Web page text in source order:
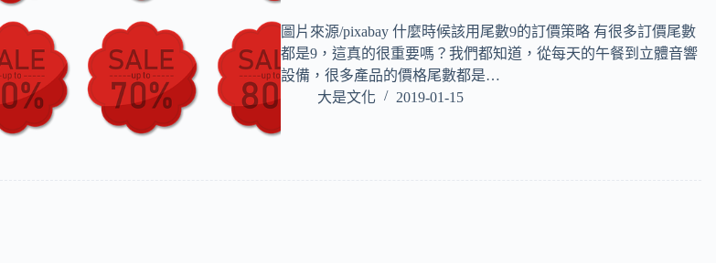
圖片來源/pixabay 什麼時候該用尾數9的訂價策略 有很多訂價尾數
都是9，這真的很重要嗎？我們都知道，從每天的午餐到立體音響
設備，很多產品的價格尾數都是…
大是文化
2019-01-15